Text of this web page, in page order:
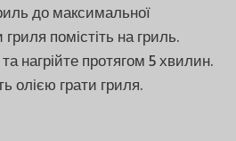
до максимальної
помістіть на гриль.
нагрійте протягом 5 хвилин.
олією грати гриля.